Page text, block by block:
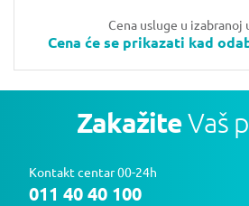
Cena usluge u izabranoj
Cena će se prikazati kad
ZakažiteVaš
Kontakt centar 00-24h
011 40 40 100